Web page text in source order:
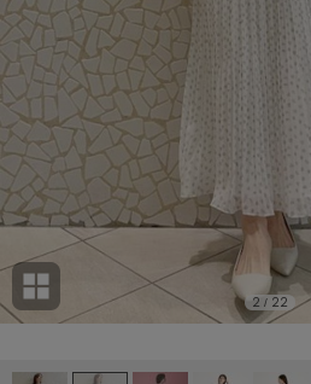
(2005)
リー (664)
ョン雑貨 (865)
/ランジェリー (127)
adidas
アディダス
adidas by Stella McCartney
アディダス バイ ステラマッカートニー
ALLISON BROWN
アリソンブラウン
amabro
アマブロ
Ame no chi Hare
アメノチハレ
アモマ
2 / 22